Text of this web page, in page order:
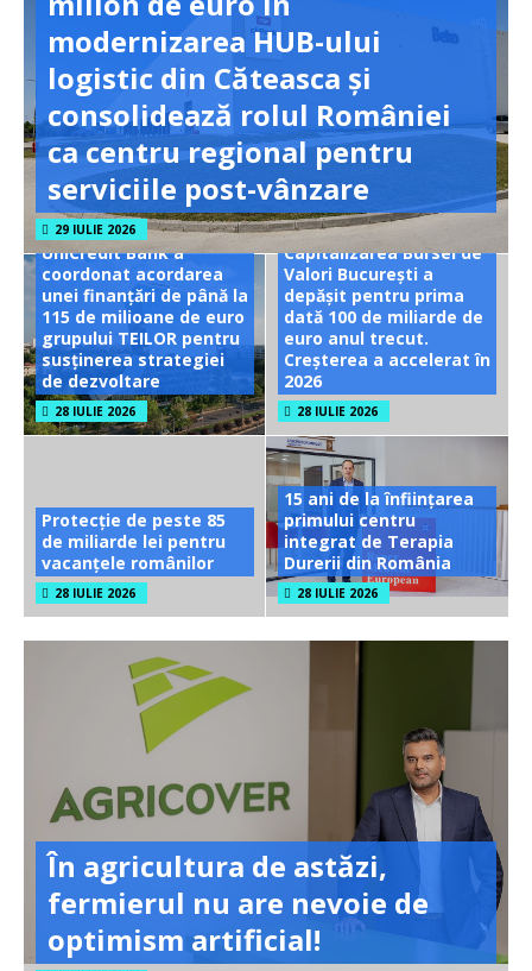
modernizarea HUB-ului
logistic din Căteasca și
consolidează rolul României
ca centru regional pentru
serviciile post-vânzare
29 IULIE 2026
UniCredit Bank a
coordonat acordarea
unei finanțări de până la
115 de milioane de euro
grupului TEILOR pentru
susținerea strategiei
de dezvoltare
28 IULIE 2026
Capitalizarea Bursei de
Valori București a
depășit pentru prima
dată 100 de miliarde de
euro anul trecut.
Creșterea a accelerat în
2026
28 IULIE 2026
Protecție de peste 85
de miliarde lei pentru
vacanțele românilor
28 IULIE 2026
15 ani de la înființarea
primului centru
integrat de Terapia
Durerii din România
28 IULIE 2026
În agricultura de astăzi,
fermierul nu are nevoie de
optimism artificial!